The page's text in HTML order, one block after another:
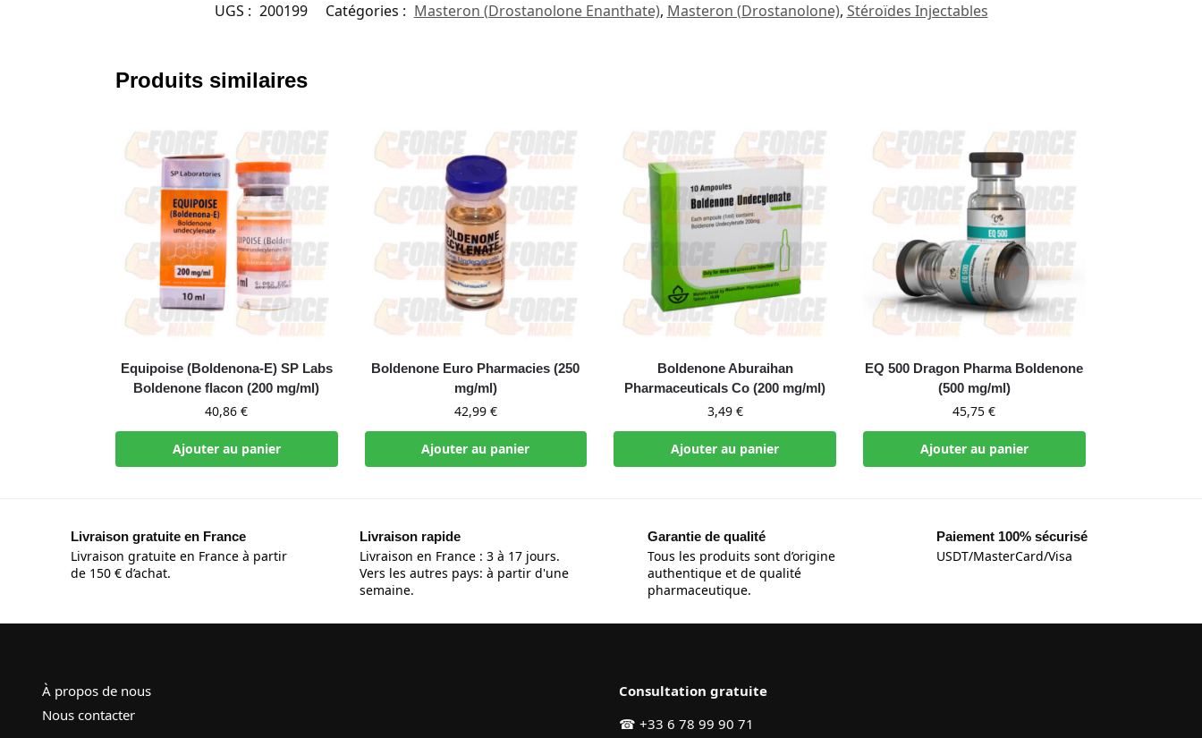
UGS : 200199 Catégories : Masteron (Drostanolone Enanthate), Masteron (Drostanolone), Stéroïdes Injectables
Produits similaires
Equipoise (Boldenona-E) SP Labs
Boldenone flacon (200 mg/ml)
40,86€
Ajouter au panier
Boldenone Euro Pharmacies (250
mg/ml)
42,99 €
Ajouter au panier
Boldenone Aburaihan
Pharmaceuticals Co (200 mg/ml)
3,49 €
Ajouter au panier
EQ 500 Dragon Pharma Boldenone
(500 mg/ml)
45,75€
Ajouter au panier
Livraison gratuite en France
Livraison gratuite en France à partir
de 150 € d’achat.
Livraison rapide
Livraison en France : 3 à 17 jours.
Vers les autres pays: à partir d'une
semaine.
Garantie de qualité
Tous les produits sont d’origine
authentique et de qualité
pharmaceutique.
Paiement 100% sécurisé
USDT/MasterCard/Visa
À propos de nous
Nous contacter
Consultation gratuite
☎ +33 6 78 99 90 71